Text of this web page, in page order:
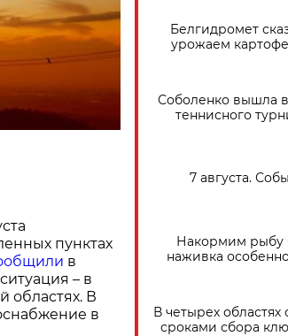
пунктах
в
– в
областях. В
в
Белгидромет
урожаем
Соболенко вышла
теннисного
7 августа.
Накормим рыбу
наживка
В четырех
сроками сбора